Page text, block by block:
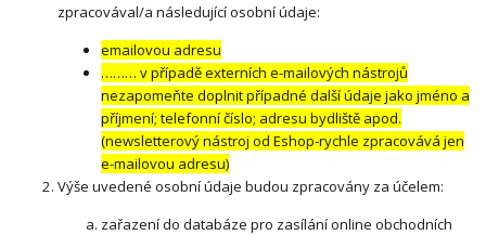
zpracovával/a následující osobní údaje:
emailovou adresu
……… v případě externích e-mailových nástrojů
nezapomeňte doplnit případné další údaje jako jméno a
příjmení; telefonní číslo; adresu bydliště apod.
(newsletterový nástroj od Eshop-rychle zpracovává jen
e-mailovou adresu)
Výše uvedené osobní údaje budou zpracovány za účelem:
zařazení do databáze pro zasílání online obchodních